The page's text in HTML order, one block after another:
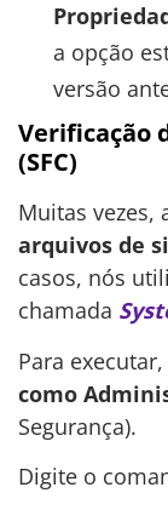
a opção
versão
Verificação
(SFC)
Muitas vezes,
arquivos de
casos, nós
chamada
Para
como
Segurança).
Digite o